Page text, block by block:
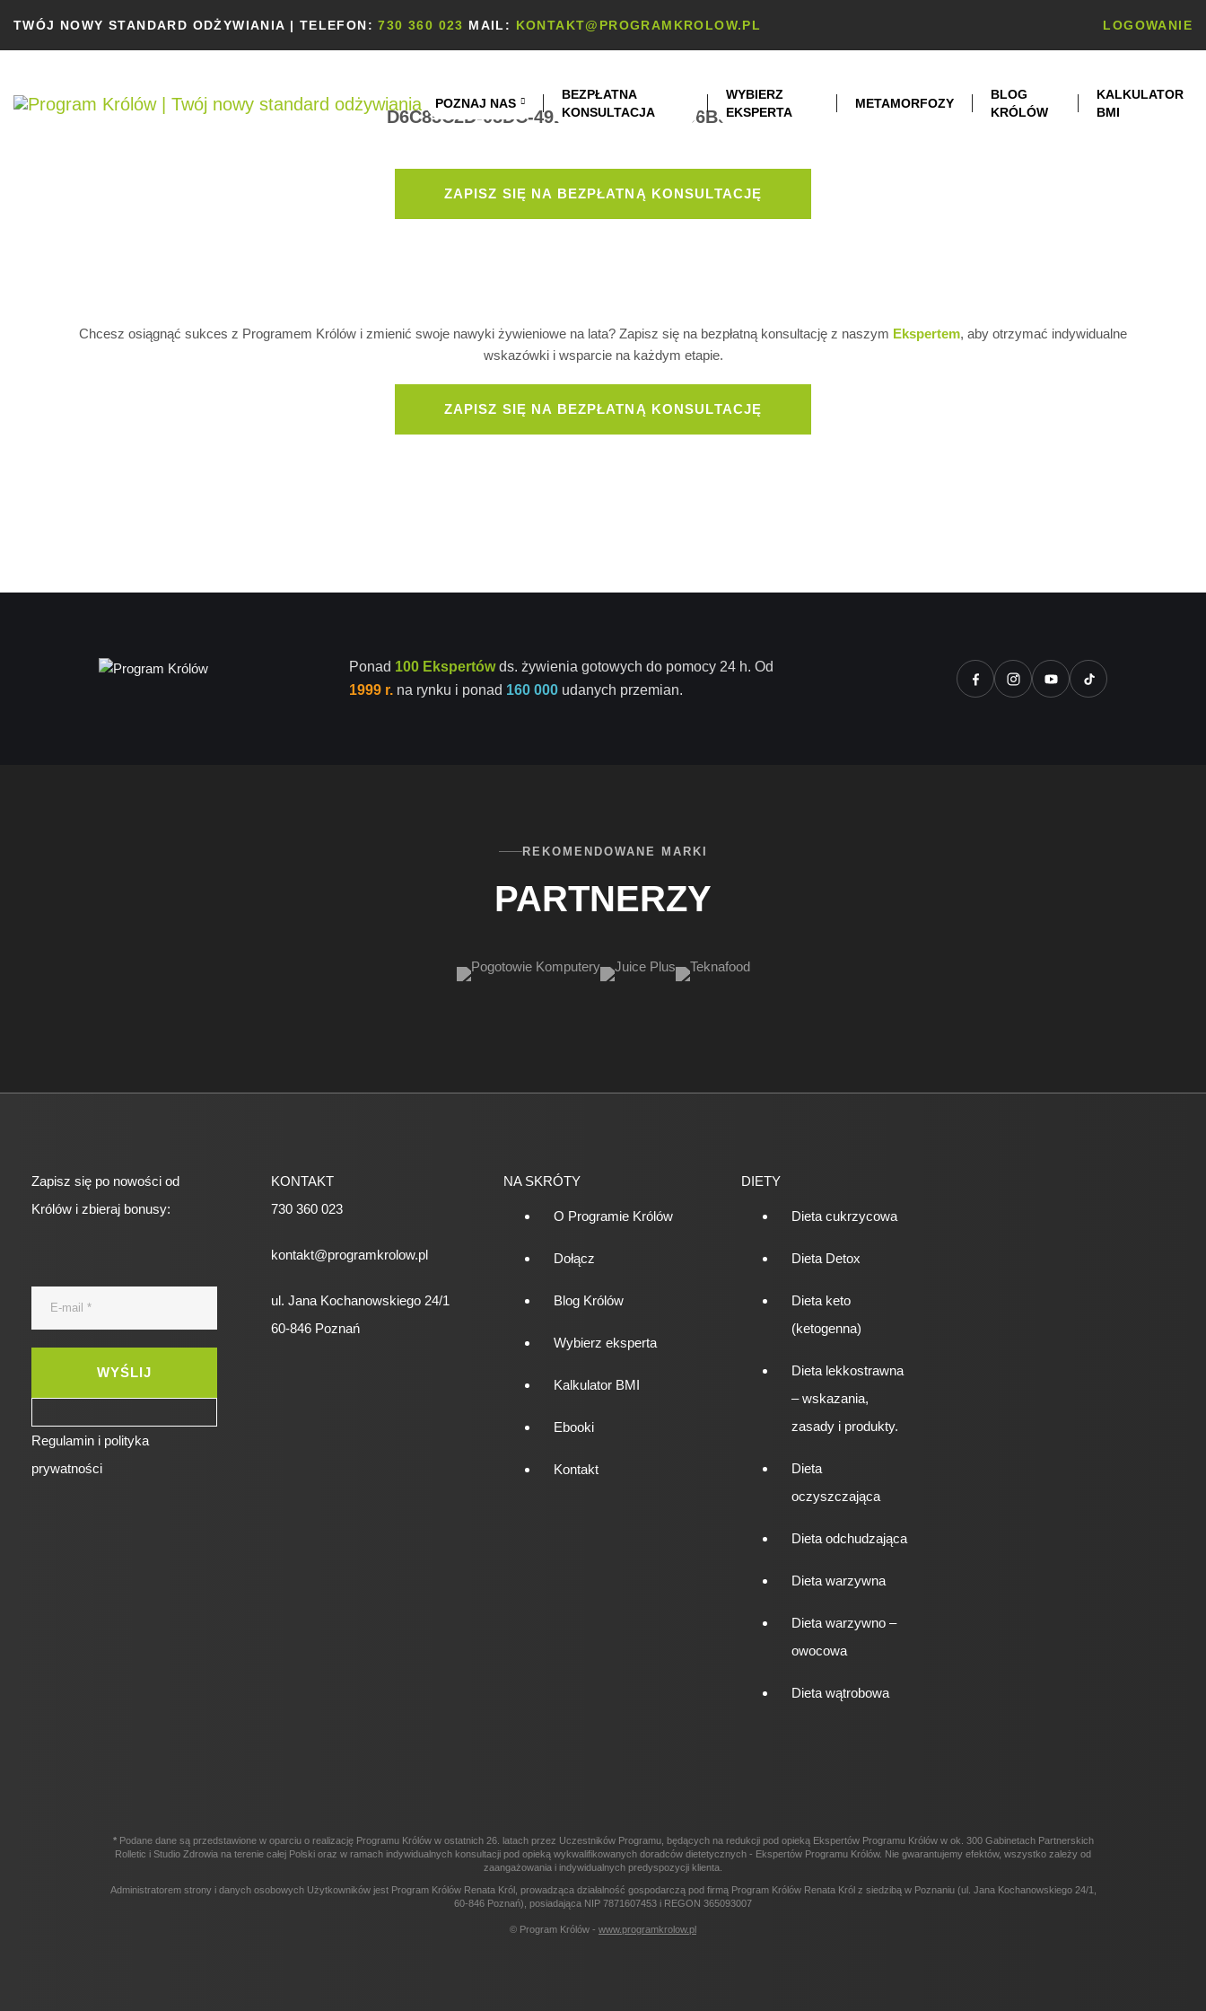
TWÓJ NOWY STANDARD ODŻYWIANIA | TELEFON:730 360 023 MAIL: KONTAKT@PROGRAMKROLOW.PL LOGOWANIE
POZNAJ NAS
BEZPŁATNA
KONSULTACJA
WYBIERZ
EKSPERTA
METAMORFOZY
BLOG
KRÓLÓW
KALKULATOR
BMI
D6C85C2D-05DC-4916-A591-2CBD706B9A67-5.PNG
ZAPISZ SIĘ NA BEZPŁATNĄ KONSULTACJĘ
Chcesz osiągnąć sukces z Programem Królów i zmienić swoje nawyki żywieniowe na lata? Zapisz się na bezpłatną konsultację z naszym Ekspertem, aby otrzymać indywidualne
wskazówki i wsparcie na każdym etapie.
ZAPISZ SIĘ NA BEZPŁATNĄ KONSULTACJĘ
Ponad 100 Ekspertówds. żywienia gotowych do pomocy 24 h. Od
1999 r. na rynku i ponad 160 000 udanych przemian.
REKOMENDOWANE MARKI
PARTNERZY
Zapisz się po nowości od
Królów i zbieraj bonusy:
Regulamin i polityka
prywatności
KONTAKT
730 360 023
kontakt@programkrolow.pl
ul. Jana Kochanowskiego 24/1
60-846 Poznań
NA SKRÓTY
O Programie Królów
Dołącz
Blog Królów
Wybierz eksperta
Kalkulator BMI
Ebooki
Kontakt
DIETY
Dieta cukrzycowa
Dieta Detox
Dieta keto
(ketogenna)
Dieta lekkostrawna
– wskazania,
zasady i produkty.
Dieta
oczyszczająca
Dieta odchudzająca
Dieta warzywna
Dieta warzywno –
owocowa
Dieta wątrobowa
*Podane dane są przedstawione w oparciu o realizację Programu Królów w ostatnich 26. latach przez Uczestników Programu, będących na redukcji pod opieką Ekspertów Programu Królów w ok. 300 Gabinetach Partnerskich
Rolletic i Studio Zdrowia na terenie całej Polski oraz w ramach indywidualnych konsultacji pod opieką wykwalifikowanych doradców dietetycznych - Ekspertów Programu Królów. Nie gwarantujemy efektów, wszystko zależy od
zaangażowania i indywidualnych predyspozycji klienta.
Administratorem strony i danych osobowych Użytkowników jest Program Królów Renata Król, prowadząca działalność gospodarczą pod firmą Program Królów Renata Król z siedzibą w Poznaniu (ul. Jana Kochanowskiego 24/1,
60-846 Poznań), posiadająca NIP 7871607453 i REGON 365093007
© Program Królów - www.programkrolow.pl